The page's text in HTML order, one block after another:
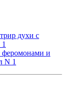
духи с
феромонами и
N 1